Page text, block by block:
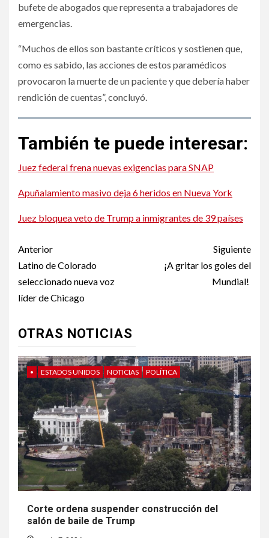
bufete de abogados que representa a trabajadores de
emergencias.
“Muchos de ellos son bastante críticos y sostienen que,
como es sabido, las acciones de estos paramédicos
provocaron la muerte de un paciente y que debería haber
rendición de cuentas”, concluyó.
También te puede interesar:
Juez federal frena nuevas exigencias para SNAP
Apuñalamiento masivo deja 6 heridos en Nueva York
Juez bloquea veto de Trump a inmigrantes de 39 países
Post
navigation
Anterior
Latino de Colorado
seleccionado nueva voz
líder de Chicago
Siguiente
¡A gritar los goles del
Mundial!
OTRAS NOTICIAS
• ESTADOS UNIDOS NOTICIAS POLÍTICA
Corte ordena suspender construcción del
salón de baile de Trump